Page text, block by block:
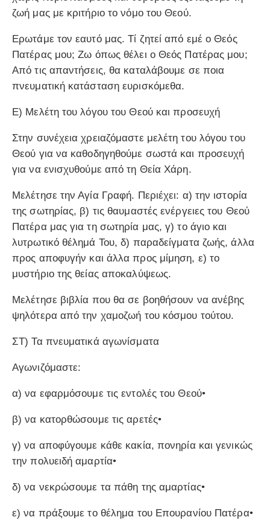
ζωή μας με κριτήριο το νόμο του Θεού.
Ερωτάμε τον εαυτό μας. Τί ζητεί από εμέ ο Θεός
Πατέρας μου; Ζω όπως θέλει ο Θεός Πατέρας μου;
Από τις απαντήσεις, θα καταλάβουμε σε ποια
πνευματική κατάσταση ευρισκόμεθα.
Ε) Μελέτη του λόγου του Θεού και προσευχή
Στην συνέχεια χρειαζόμαστε μελέτη του λόγου του
Θεού για να καθοδηγηθούμε σωστά και προσευχή
για να ενισχυθούμε από τη Θεία Χάρη.
Μελέτησε την Αγία Γραφή. Περιέχει: α) την ιστορία
της σωτηρίας, β) τις θαυμαστές ενέργειες του Θεού
Πατέρα μας για τη σωτηρία μας, γ) το άγιο και
λυτρωτικό θέλημά Του, δ) παραδείγματα ζωής, άλλα
προς αποφυγήν και άλλα προς μίμηση, ε) το
μυστήριο της θείας αποκαλύψεως.
Μελέτησε βιβλία που θα σε βοηθήσουν να ανέβης
ψηλότερα από την χαμοζωή του κόσμου τούτου.
ΣΤ) Τα πνευματικά αγωνίσματα
Αγωνιζόμαστε:
α) να εφαρμόσουμε τις εντολές του Θεού•
β) να κατορθώσουμε τις αρετές•
γ) να αποφύγουμε κάθε κακία, πονηρία και γενικώς
την πολυειδή αμαρτία•
δ) να νεκρώσουμε τα πάθη της αμαρτίας•
ε) να πράξουμε το θέλημα του Επουρανίου Πατέρα•